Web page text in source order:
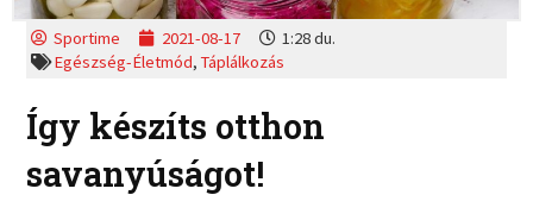
Sportime 2021-08-17
1:28 du.
Egészség-Életmód,Táplálkozás
Így készíts otthon
savanyúságot!